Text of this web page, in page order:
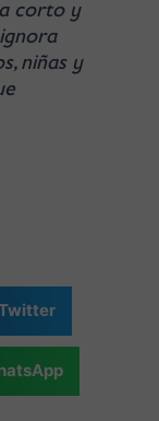
corto y
niñas y